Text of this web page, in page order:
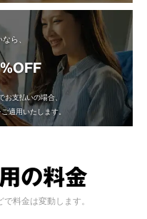
ら、
%OFF
お支払いの場合、
ご適用いたします。
の料金
料金は変動します。